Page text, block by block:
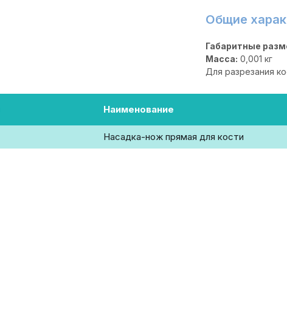
Общие
Габаритные
Масса: 0,001 кг
Для разрезания
Наименование
Насадка-нож прямая для кости